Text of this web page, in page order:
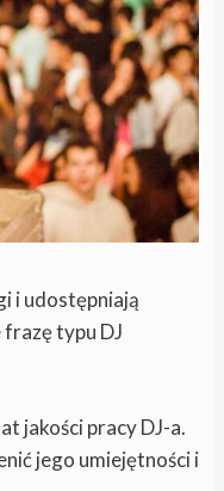
i udostępniają
typu DJ
jakości pracy DJ-a.
jego umiejętności i